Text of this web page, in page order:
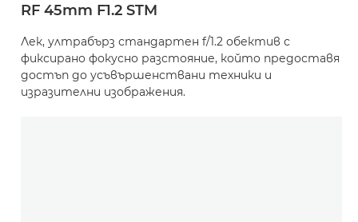
RF 45mm F1.2 STM
Лек, ултрабърз стандартен f/1.2 обектив с
фиксирано фокусно разстояние, който предоставя
достъп до усъвършенствани техники и
изразителни изображения.